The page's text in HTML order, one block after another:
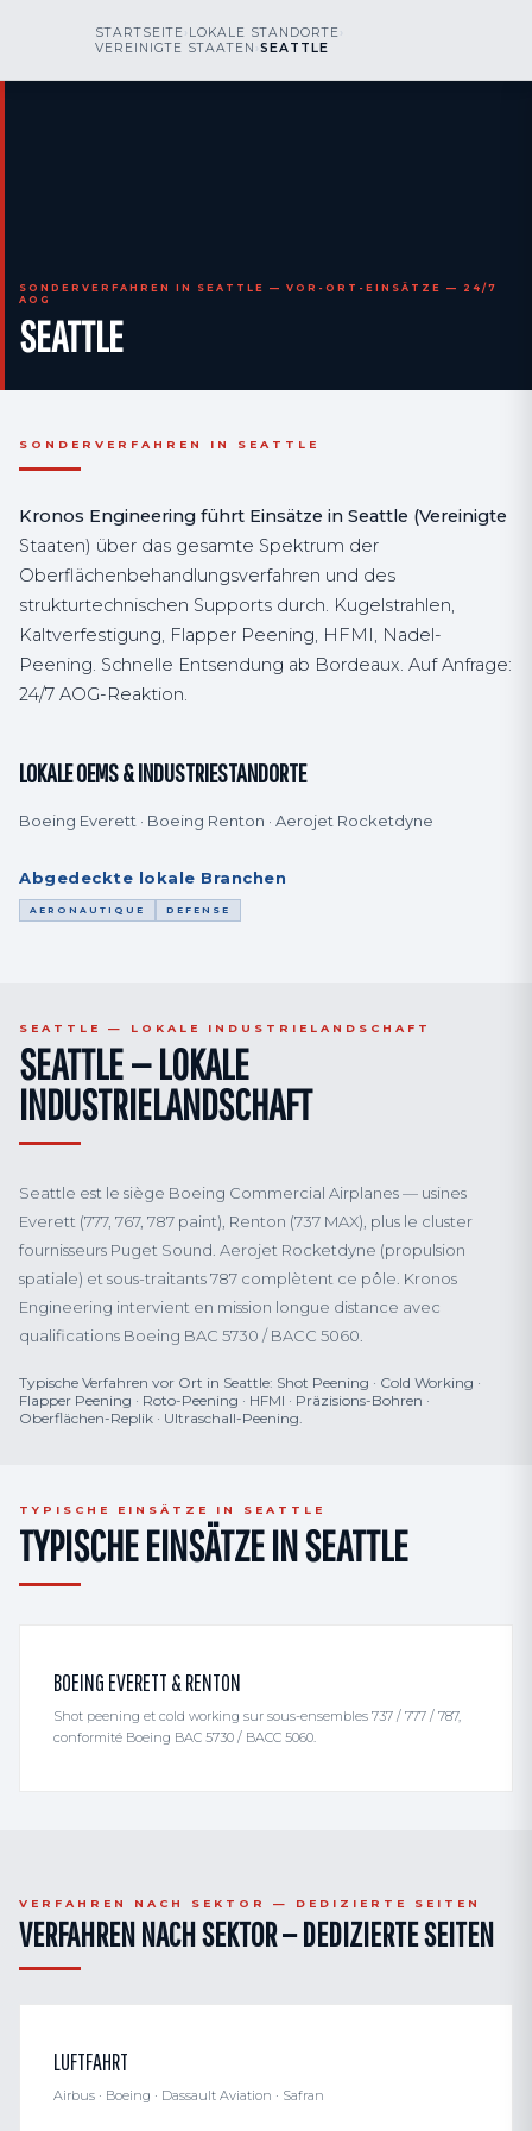
nos
engineering
RUFEN SIE UNS AN AOG 24/7
SONDERVERFAHREN IN SEATTLE — VOR-ORT-EINSÄTZE — 24/7
AOG
SEATTLE
STARTSEITE LOKALE STANDORTE
VEREINIGTE STAATEN SEATTLE
SONDERVERFAHREN IN SEATTLE
Kronos Engineering führt Einsätze in Seattle (Vereinigte
Staaten) über das gesamte Spektrum der
Oberflächenbehandlungsverfahren und des
strukturtechnischen Supports durch. Kugelstrahlen,
Kaltverfestigung, Flapper Peening, HFMI, Nadel-
Peening. Schnelle Entsendung ab Bordeaux. Auf Anfrage:
24/7 AOG-Reaktion.
LOKALE OEMS & INDUSTRIESTANDORTE
Boeing Everett · Boeing Renton · Aerojet Rocketdyne
Abgedeckte lokale Branchen
AERONAUTIQUE DEFENSE
SEATTLE — LOKALE INDUSTRIELANDSCHAFT
SEATTLE — LOKALE
INDUSTRIELANDSCHAFT
Seattle est le siège Boeing Commercial Airplanes — usines
Everett (777, 767, 787 paint), Renton (737 MAX), plus le cluster
fournisseurs Puget Sound. Aerojet Rocketdyne (propulsion
spatiale) et sous-traitants 787 complètent ce pôle. Kronos
Engineering intervient en mission longue distance avec
qualifications Boeing BAC 5730 / BACC 5060.
Typische Verfahren vor Ort in Seattle: Shot Peening · Cold Working ·
Flapper Peening · Roto-Peening · HFMI · Präzisions-Bohren ·
Oberflächen-Replik · Ultraschall-Peening.
TYPISCHE EINSÄTZE IN SEATTLE
TYPISCHE EINSÄTZE IN SEATTLE
BOEING EVERETT & RENTON
Shot peening et cold working sur sous-ensembles 737 / 777 / 787,
conformité Boeing BAC 5730 / BACC 5060.
VERFAHREN NACH SEKTOR — DEDIZIERTE SEITEN
VERFAHREN NACH SEKTOR — DEDIZIERTE SEITEN
LUFTFAHRT
Airbus · Boeing · Dassault Aviation · Safran